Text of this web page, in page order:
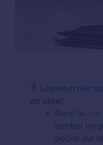
Les endroits
un objet
Dans la rue
tomber un
poche sur